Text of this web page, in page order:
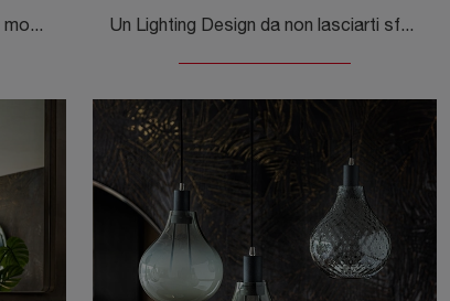
Ecco la luce che fa al caso tuo! Il modello Wanted è una delle nostre lampade da terra di Cattelan Italia.
Un Lighting Design da non lasciarti sfuggire! Eccoti la lampada da terra Pigalle di Cattelan Italia.